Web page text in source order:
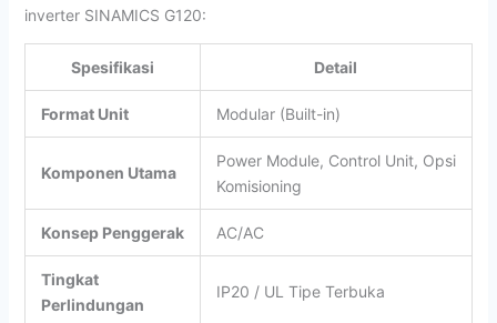
inverter SINAMICS G120:
Spesifikasi Detail
Format Unit Modular (Built-in)
Komponen Utama
Power Module, Control Unit, Opsi
Komisioning
Konsep Penggerak AC/AC
Tingkat
Perlindungan
IP20 / UL Tipe Terbuka